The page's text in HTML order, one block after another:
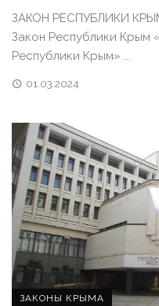
ЗАКОН РЕСПУБЛИКИ
Закон Республики Крым
Республики Крым» ...
01.03.2024
ЗАКОНЫ КРЫМА